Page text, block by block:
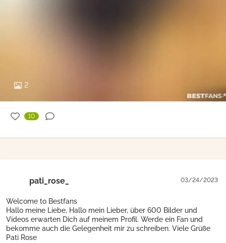
2
10
pati_rose_ 03/24/2023
Welcome to Bestfans
Hallo meine Liebe, Hallo mein Lieber, über 600 Bilder und
Videos erwarten Dich auf meinem Profil. Werde ein Fan und
bekomme auch die Gelegenheit mir zu schreiben. Viele Grüße
Pati Rose